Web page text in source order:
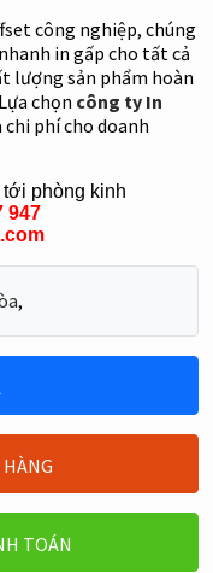
công nghiệp, chúng
in gấp cho tất cả
lượng sản phẩm hoàn
chọn công ty In
phí cho doanh
tới phòng kinh
947
,
TOÁN